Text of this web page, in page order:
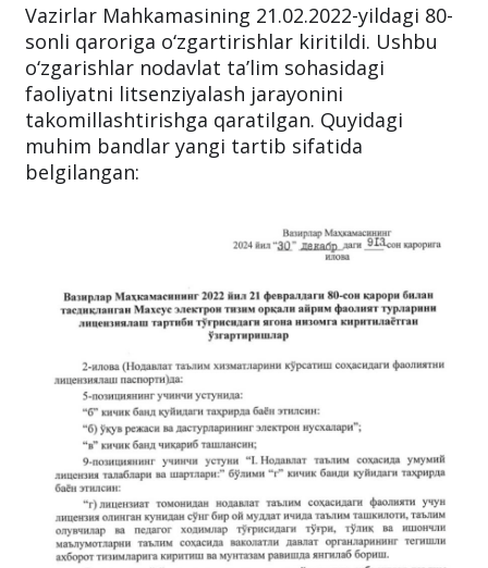
Vazirlar Mahkamasining 21.02.2022-yildagi 80-
sonli qaroriga o‘zgartirishlar kiritildi. Ushbu
o‘zgarishlar nodavlat ta’lim sohasidagi
faoliyatni litsenziyalash jarayonini
takomillashtirishga qaratilgan. Quyidagi
muhim bandlar yangi tartib sifatida
belgilangan: